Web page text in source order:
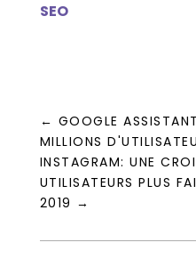
SEO
← GOOGLE
MILLIONS
INSTAGRAM: UNE
UTILISATEURS PLUS
2019 →